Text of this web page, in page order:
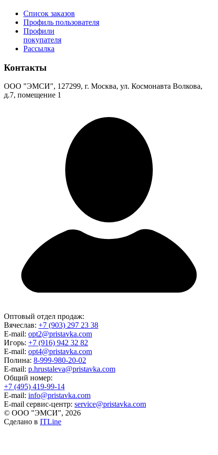
Список заказов
Профиль пользователя
Профили
покупателя
Рассылка
Контакты
ООО "ЭМСИ", 127299, г. Москва, ул. Космонавта Волкова,
д.7, помещение 1
Оптовый отдел продаж:
Вячеслав: +7 (903) 297 23 38
E-mail: opt2@pristavka.com
Игорь: +7 (916) 942 32 82
E-mail: opt4@pristavka.com
Полина: 8-999-980-20-02
E-mail: p.hrustaleva@pristavka.com
Общий номер:
+7 (495) 419-99-14
E-mail: info@pristavka.com
E-mail сервис-центр: service@pristavka.com
© ООО "ЭМСИ", 2026
Сделано в ITLine